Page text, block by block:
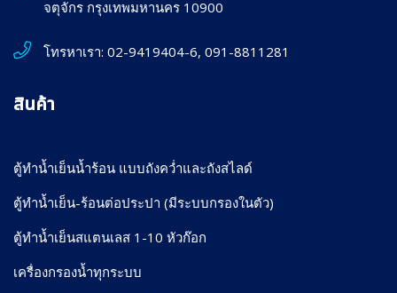
จตุจักร กรุงเทพมหานคร 10900
โทรหาเรา: 02-9419404-6, 091-8811281
สินค้า
ตู้ทำน้ำเย็นน้ำร้อน แบบถังคว่ำและถังสไลด์
ตู้ทำน้ำเย็น-ร้อนต่อประปา (มีระบบกรองในตัว)
ตู้ทำน้ำเย็นสแตนเลส 1-10 หัวก๊อก
เครื่องกรองน้ำทุกระบบ